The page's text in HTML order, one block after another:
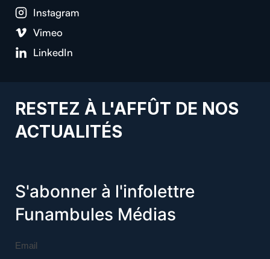
Instagram
Vimeo
LinkedIn
RESTEZ À L'AFFÛT DE NOS
ACTUALITÉS
S'abonner à l'infolettre
Funambules Médias
Email